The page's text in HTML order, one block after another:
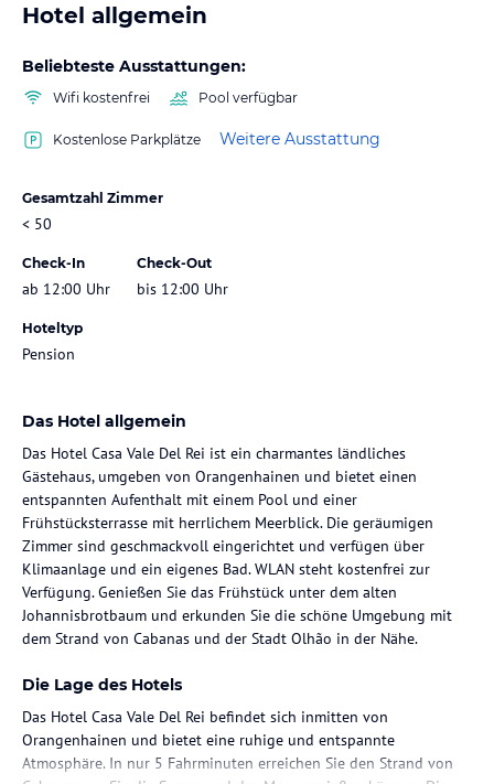
Hotel allgemein
Beliebteste Ausstattungen:
Wifi kostenfrei Pool verfügbar
Kostenlose Parkplätze Weitere Ausstattung
Gesamtzahl Zimmer
< 50
Check-In
ab 12:00 Uhr
Check-Out
bis 12:00 Uhr
Hoteltyp
Pension
Das Hotel allgemein
Das Hotel Casa Vale Del Rei ist ein charmantes ländliches
Gästehaus, umgeben von Orangenhainen und bietet einen
entspannten Aufenthalt mit einem Pool und einer
Frühstücksterrasse mit herrlichem Meerblick. Die geräumigen
Zimmer sind geschmackvoll eingerichtet und verfügen über
Klimaanlage und ein eigenes Bad. WLAN steht kostenfrei zur
Verfügung. Genießen Sie das Frühstück unter dem alten
Johannisbrotbaum und erkunden Sie die schöne Umgebung mit
dem Strand von Cabanas und der Stadt Olhão in der Nähe.
Die Lage des Hotels
Das Hotel Casa Vale Del Rei befindet sich inmitten von
Orangenhainen und bietet eine ruhige und entspannte
Atmosphäre. In nur 5 Fahrminuten erreichen Sie den Strand von